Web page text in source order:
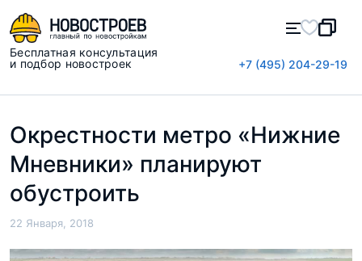
Бесплатная консультация
и подбор новостроек
+7 (495) 204-29-19
Окрестности метро «Нижние
Мневники» планируют
обустроить
22 Января, 2018